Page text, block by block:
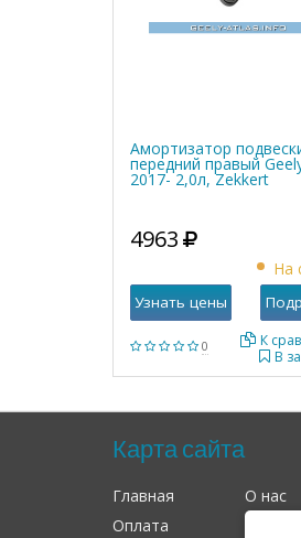
Амортизатор
передний правый
2017- 2,0л, Zekkert
0
4963
На
В
К
Узнать цены
Карта сайта
Главная О нас
Оплата